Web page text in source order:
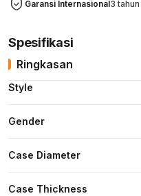
Garansi Internasional3 tahun
Spesifikasi
Ringkasan
Style
Gender
Case Diameter
Case Thickness